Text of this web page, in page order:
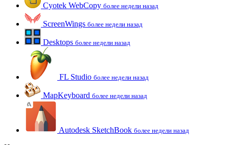
Cyotek WebCopy более недели назад
ScreenWings более недели назад
Desktops более недели назад
FL Studio более недели назад
MapKeyboard более недели назад
Autodesk SketchBook более недели назад